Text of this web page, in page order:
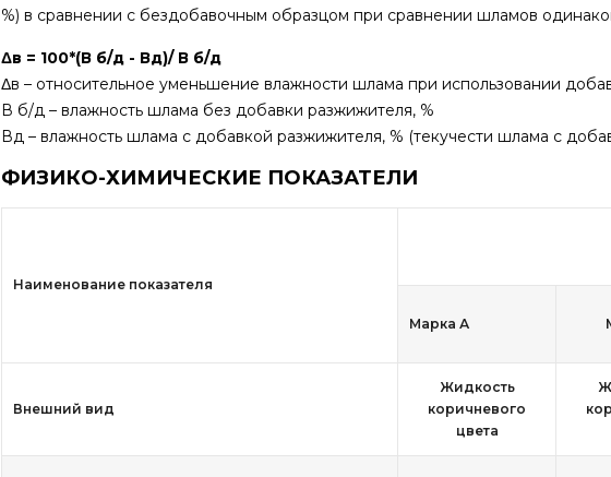
%) в сравнении с бездобавочным образцом при сравнении шламов
Δв = 100*(В б/д - Вд)/ В б/д
Δв – относительное уменьшение влажности шлама при использовании
В б/д – влажность шлама без добавки разжижителя, %
Вд – влажность шлама с добавкой разжижителя, % (текучести шлама с
ФИЗИКО-ХИМИЧЕСКИЕ ПОКАЗАТЕЛИ
Наименование показателя
Марка А
Внешний вид
Жидкость
коричневого
цвета